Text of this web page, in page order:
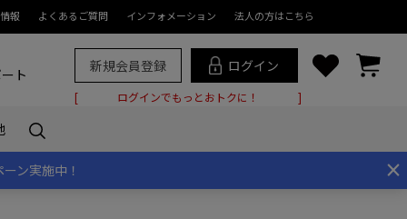
報 よくあるご質問 インフォメーション 法人の方はこちら
ト 新規会員登録 ログイン
ログインでもっとおトクに！
×
ン実施中！